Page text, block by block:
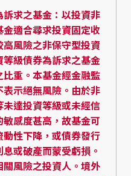
求之基金：以投資非
適合尋求投資固定收
風險之非保守型投資
等級債券為訴求之基金
重。本基金經金融監
表示絕無風險。由於非
達投資等級或未經信
感度甚高，故基金可
動性下降，或債券發行
或破產而蒙受虧損。
風險之投資人。境外